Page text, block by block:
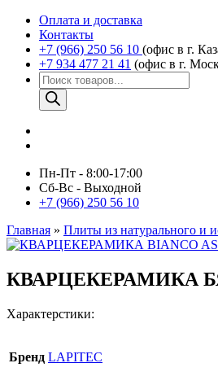
Оплата и доставка
Контакты
+7 (966) 250 56 10 (офис в г.
+7 934 477 21 41 (офис в г.
Поиск
товаров
Пн-Пт - 8:00-17:00
Сб-Вс - Выходной
+7 (966) 250 56 10
Главная » Плиты из натурального и
КВАРЦЕКЕРАМИКА
Характерстики:
Бренд LAPITEC